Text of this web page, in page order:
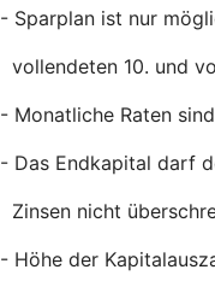
- Sparplan ist nur
vollendeten 10. und
- Monatliche Raten
- Das Endkapital darf
Zinsen nicht
- Höhe der